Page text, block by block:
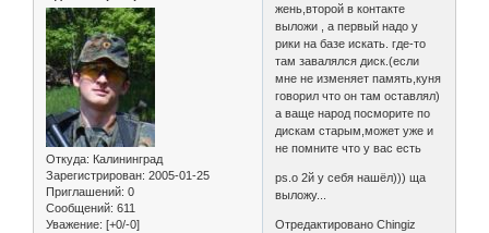
Откуда: Калининград
Зарегистрирован: 2005-01-25
Приглашений: 0
Сообщений: 611
Уважение: [+0/-0]
жень,второй в контакте
выложи , а первый надо у
рики на базе искать. где-то
там завалялся диск.(если
мне не изменяет память,куня
говорил что он там оставлял)
а ваще народ посморите по
дискам старым,может уже и
не помните что у вас есть
ps.о 2й у себя нашёл))) ща
выложу...
Отредактировано Chingiz